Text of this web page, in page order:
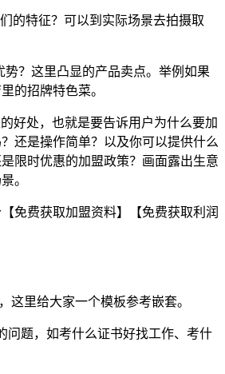
的特征？可以到实际场景去拍摄取
势？这里凸显的产品卖点。举例如果
的招牌特色菜。
好处，也就是要告诉用户为什么要加
还是操作简单？以及你可以提供什么
限时优惠的加盟政策？画面露出生意
。
免费获取加盟资料】【免费获取利润
这里给大家一个模板参考嵌套。
问题，如考什么证书好找工作、考什